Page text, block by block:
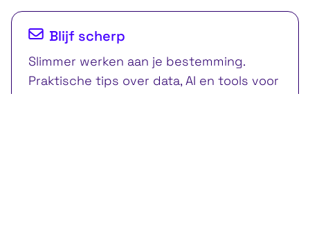
Blijf scherp
Slimmer werken aan je bestemming.
Praktische tips over data, AI en tools voor